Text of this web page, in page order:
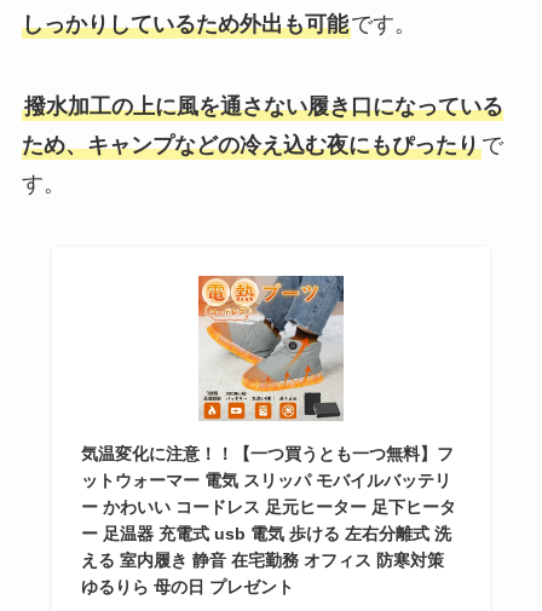
しっかりしているため外出も可能です。
撥水加工の上に風を通さない履き口になっている
ため、キャンプなどの冷え込む夜にもぴったりで
す。
気温変化に注意！！【一つ買うとも一つ無料】フ
ットウォーマー 電気 スリッパ モバイルバッテリ
ー かわいい コードレス 足元ヒーター 足下ヒータ
ー 足温器 充電式 usb 電気 歩ける 左右分離式 洗
える 室内履き 静音 在宅勤務 オフィス 防寒対策
ゆるりら 母の日 プレゼント